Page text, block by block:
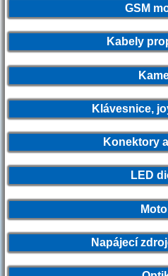
GSM
Kabely
Klávesnice,
Konektory
LED
Napájecí